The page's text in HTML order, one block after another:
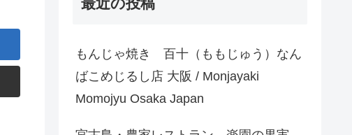
もんじゃ焼き 百十（ももじゅう）なん
ばこめじるし店 大阪 / Monjayaki
Momojyu Osaka Japan